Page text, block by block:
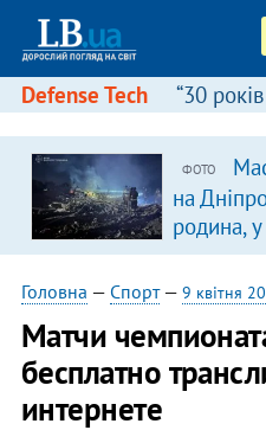
Defense Tech “30
ФОТО
на
родина,
Головна — Спорт— 9 квітня
Матчи
бесплатно
интернете